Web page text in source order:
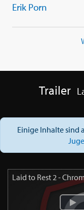
Erik Porn
Trailer
Einige Inhalte sind
Laid to Rest 2 -